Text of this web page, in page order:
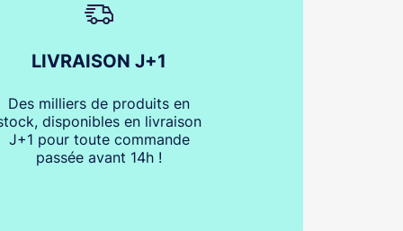
LIVRAISON J+1
Des milliers de produits en
disponibles en livraison
J+1 pour toute commande
passée avant 14h !